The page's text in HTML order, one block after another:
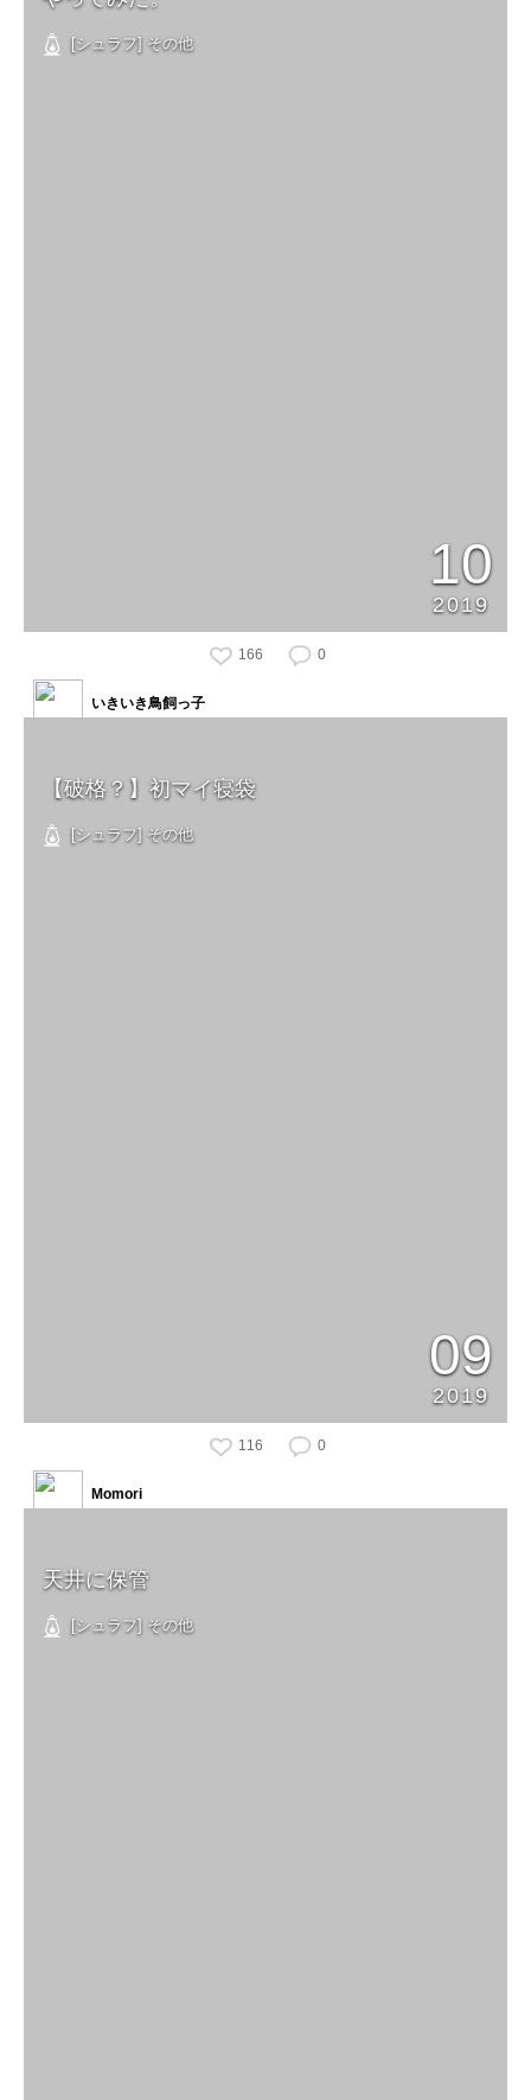
[シュラフ] その他
10
2019
166 0
【破格？】初マイ寝袋
[シュラフ] その他
09
2019
いきいき鳥飼っ子
116 0
天井に保管
[シュラフ] その他
Momori